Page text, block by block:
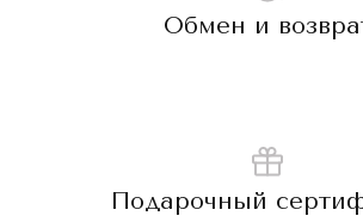
Обмен и
Подарочный